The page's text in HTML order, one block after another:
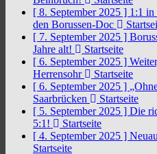
[ 8. September 2025 ] 1:1 in
den Borussen-Doc
[ 7. September 2025 ]
Jahre alt!
Startseite
[ 6. September 2025 ]
Herrensohr
Startseite
[ 6. September 2025 ]
Saarbrücken
Startseite
[ 5. September 2025 ] Die
5:1!
Startseite
[ 4. September 2025 ]
Startseite